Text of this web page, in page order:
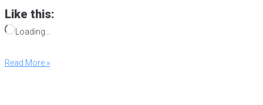
Like this:
Loading…
Read More »